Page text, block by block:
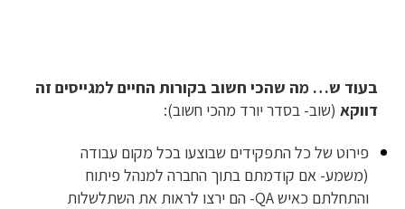
בעוד ש… מה שהכי חשוב בקורות החיים למגייסים זה
דווקא (שוב- בסדר יורד מהכי חשוב):
פירוט של כל התפקידים שבוצעו בכל מקום עבודה
(משמע- אם קודמתם בתוך החברה למנהל פיתוח
והתחלתם כאיש QA- הם ירצו לראות את השתלשלות